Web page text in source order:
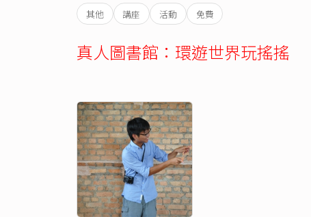
其他 講座 活動 免費
真人圖書館：環遊世界玩搖搖